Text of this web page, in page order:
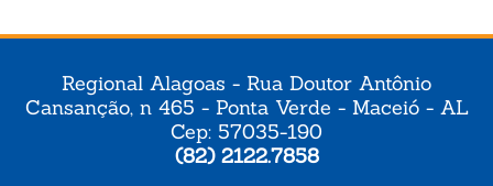
Regional Alagoas - Rua Doutor Antônio
Cansanção, n 465 - Ponta Verde - Maceió - AL
Cep: 57035-190
(82) 2122.7858